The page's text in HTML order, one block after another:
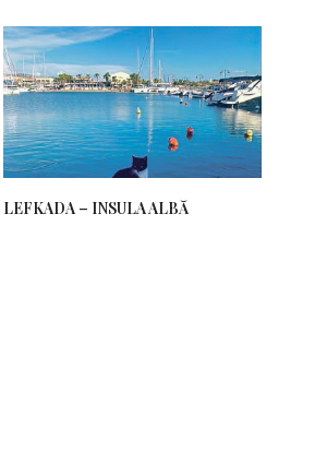
LEFKADA – INSULA ALBĂ